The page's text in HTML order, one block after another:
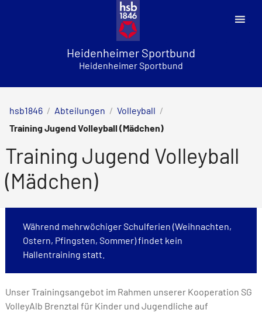
Heidenheimer Sportbund
Heidenheimer Sportbund
hsb1846 / Abteilungen / Volleyball /
Training Jugend Volleyball (Mädchen)
Training Jugend Volleyball
(Mädchen)
Während mehrwöchiger Schulferien (Weihnachten,
Ostern, Pfingsten, Sommer) findet kein
Hallentraining statt.
Unser Trainingsangebot im Rahmen unserer Kooperation SG
VolleyAlb Brenztal für Kinder und Jugendliche auf